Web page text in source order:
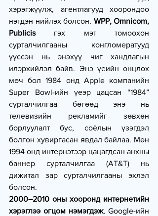
хэрэгжүүлж, агентлагууд хоорондоо
нэгдэн нийлэх болсон. WPP, Omnicom,
Publicis гэх мэт томоохон
сурталчилгааны конгломератууд
үүссэн нь энэхүү чиг хандлагын
илэрхийлэл байв. Энэ үеийн онцлох
мөч бол 1984 онд Apple компанийн
Super Bowl-ийн үеэр цацсан “1984”
сурталчилгаа бөгөөд энэ нь
телевизийн рекламийг зөвхөн
борлуулалт бус, соёлын үзэгдэл
болгон хувиргасан явдал байлаа. Мөн
1994 онд интернэтээр цацагдсан анхны
баннер сурталчилгаа (AT&T) нь
дижитал зар сурталчилгааны эхлэл
болсон.
2000–2010 оны хооронд интернетийн
хэрэглээ огцом нэмэгдэж, Google-ийн